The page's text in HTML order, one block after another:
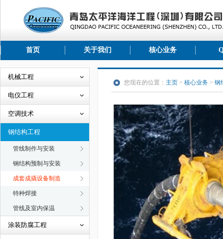
首页 关于我们 核心业务
机械工程
电仪工程
空调技术
钢结构工程
管线制作与安装
钢结构预制与安装
成套成撬设备制造
特种焊接
管线及室内保温
涂装防腐工程
您现在的位置： 主页 > 核心业务 > 钢